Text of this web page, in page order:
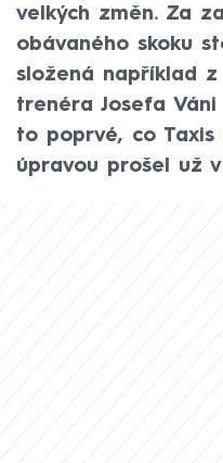
velkých změn. Za
obávaného skoku
složená například
trenéra Josefa
to poprvé, co Taxis
úpravou prošel už v